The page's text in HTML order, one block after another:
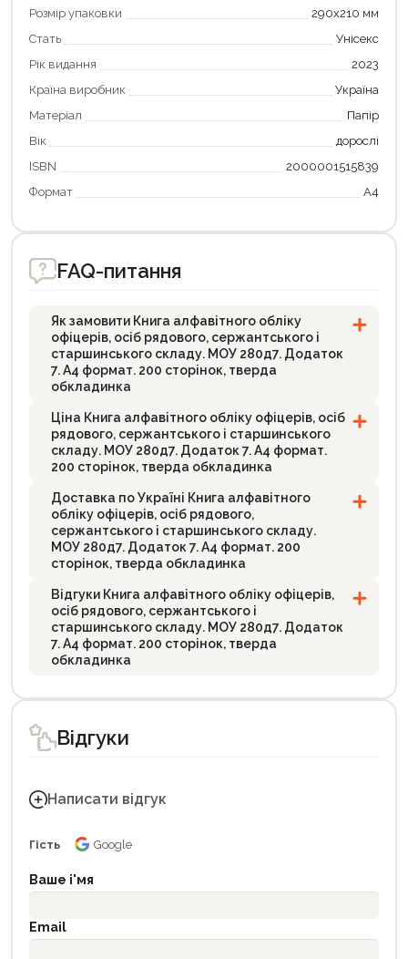
Розмір упаковки
290х210 мм
Стать
Унісекс
Рік видання
2023
Країна виробник
Україна
Матеріал
Папір
Вік
дорослі
ISBN
2000001515839
Формат
А4
FAQ-питання
Як замовити Книга алфавітного обліку
офіцерів, осіб рядового, сержантського і
старшинського складу. МОУ 280д7. Додаток
7. А4 формат. 200 сторінок, тверда
обкладинка
Ціна Книга алфавітного обліку офіцерів, осіб
рядового, сержантського і старшинського
складу. МОУ 280д7. Додаток 7. А4 формат.
200 сторінок, тверда обкладинка
Доставка по Україні Книга алфавітного
обліку офіцерів, осіб рядового,
сержантського і старшинського складу.
МОУ 280д7. Додаток 7. А4 формат. 200
сторінок, тверда обкладинка
Відгуки Книга алфавітного обліку офіцерів,
осіб рядового, сержантського і
старшинського складу. МОУ 280д7. Додаток
7. А4 формат. 200 сторінок, тверда
обкладинка
Відгуки
Написати відгук
Гість Google
Ваше і'мя
Email